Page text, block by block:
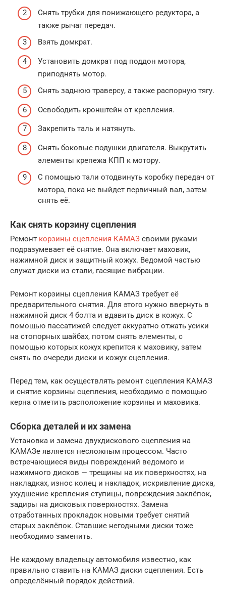
Снять трубки для понижающего редуктора, а
также рычаг передач.
Взять домкрат.
Установить домкрат под поддон мотора,
приподнять мотор.
Снять заднюю траверсу, а также распорную тягу.
Освободить кронштейн от крепления.
Закрепить таль и натянуть.
Снять боковые подушки двигателя. Выкрутить
элементы крепежа КПП к мотору.
С помощью тали отодвинуть коробку передач от
мотора, пока не выйдет первичный вал, затем
снять её.
Как снять корзину сцепления
Ремонт корзины сцепления КАМАЗ своими руками
подразумевает её снятие. Она включает маховик,
нажимной диск и защитный кожух. Ведомой частью
служат диски из стали, гасящие вибрации.
Ремонт корзины сцепления КАМАЗ требует её
предварительного снятия. Для этого нужно ввернуть в
нажимной диск 4 болта и вдавить диск в кожух. С
помощью пассатижей следует аккуратно отжать усики
на стопорных шайбах, потом снять элементы, с
помощью которых кожух крепится к маховику, затем
снять по очереди диски и кожух сцепления.
Перед тем, как осуществлять ремонт сцепления КАМАЗ
и снятие корзины сцепления, необходимо с помощью
керна отметить расположение корзины и маховика.
Сборка деталей и их замена
Установка и замена двухдискового сцепления на
КАМАЗе является несложным процессом. Часто
встречающиеся виды повреждений ведомого и
нажимного дисков — трещины на их поверхностях, на
накладках, износ колец и накладок, искривление диска,
ухудшение крепления ступицы, повреждения заклёпок,
задиры на дисковых поверхностях. Замена
отработанных прокладок новыми требует снятий
старых заклёпок. Ставшие негодными диски тоже
необходимо заменить.
Не каждому владельцу автомобиля известно, как
правильно ставить на КАМАЗ диски сцепления. Есть
определённый порядок действий.